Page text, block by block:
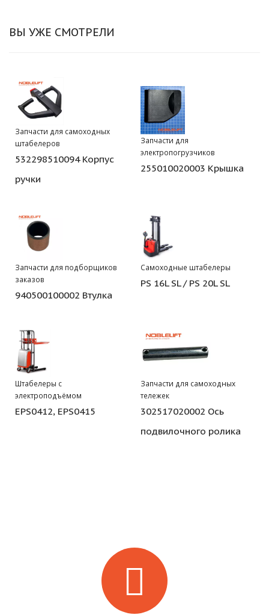
ВЫ УЖЕ СМОТРЕЛИ
Запчасти для самоходных
штабелеров
532298510094 Корпус
ручки
Запчасти для
электропогрузчиков
255010020003 Крышка
Запчасти для подборщиков
заказов
940500100002 Втулка
Самоходные штабелеры
PS 16L SL / PS 20L SL
Штабелеры с
электроподъёмом
EPS0412, EPS0415
Запчасти для самоходных
тележек
302517020002 Ось
подвилочного ролика